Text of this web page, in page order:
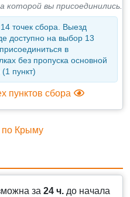
которой вы присоединились.
точек сбора. Выезд
доступно на выбор 13
в
без пропуска основной
пункт)
пунктов сбора
по Крыму
за 24 ч. до начала